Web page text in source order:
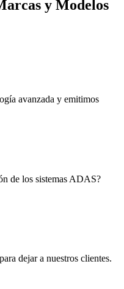
y Modelos
avanzada y emitimos
de los sistemas ADAS?
dejar a nuestros clientes.